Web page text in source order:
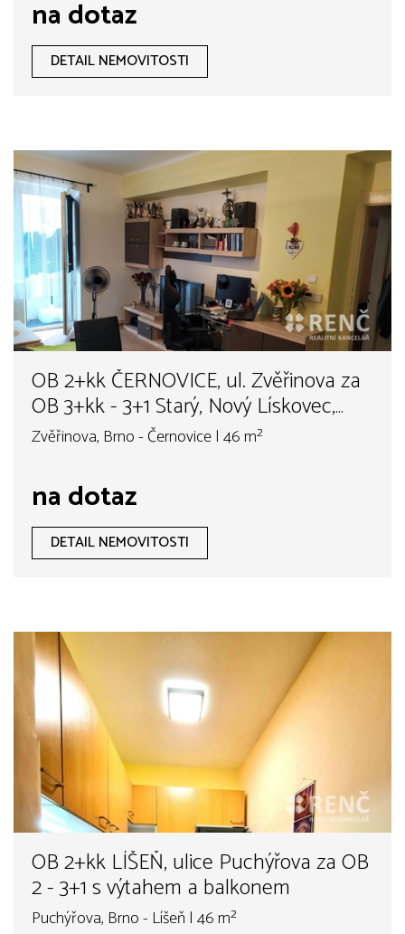
na dotaz
DETAIL NEMOVITOSTI
OB 2+kk ČERNOVICE, ul. Zvěřinova za
OB 3+kk - 3+1 Starý, Nový Lískovec,
Kam.Vrch a okolí
Zvěřinova, Brno - Černovice | 46 m²
na dotaz
DETAIL NEMOVITOSTI
OB 2+kk LÍŠEŇ, ulice Puchýřova za OB
2 - 3+1 s výtahem a balkonem
Puchýřova, Brno - Líšeň | 46 m²